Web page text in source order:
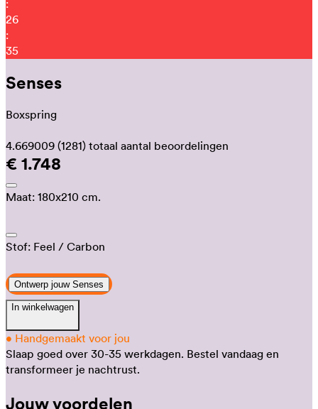
:
26
:
26
Senses
Boxspring
4.669009 (1281) totaal aantal beoordelingen
€ 1.748
Maat: 180x210 cm.
Stof: Feel / Carbon
Ontwerp jouw Senses
In winkelwagen
• Handgemaakt voor jou
Slaap goed over 30-35 werkdagen. Bestel vandaag en
transformeer je nachtrust.
Jouw voordelen